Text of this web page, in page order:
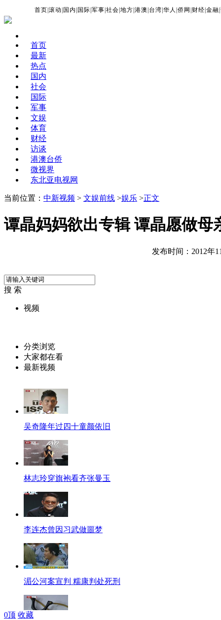
首页 |滚动 国内 国际 |军事 |社会 |地方 |港澳 台湾 |华人 |侨网 财经 |金融 |
首页
最新
热点
国内
社会
国际
军事
文娱
体育
财经
访谈
港澳台侨
微视界
东北亚电视网
当前位置： 中新视频 > 文娱前线 >娱乐 >正文
谭晶妈妈欲出专辑 谭晶愿做母
发布时间：2012年
搜 索
视频
分类浏览
大家都在看
最新视频
吴奇隆年过四十童颜依旧
林志玲穿旗袍看齐张曼玉
李连杰曾因习武做噩梦
湄公河案宣判 糯康判处死刑
0顶 收藏